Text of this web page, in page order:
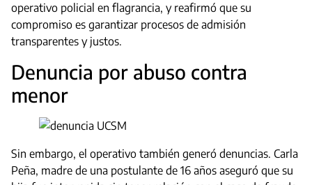
operativo policial en flagrancia, y reafirmó que su
compromiso es garantizar procesos de admisión
transparentes y justos.
Denuncia por abuso contra
menor
Sin embargo, el operativo también generó denuncias. Carla
Peña, madre de una postulante de 16 años aseguró que su